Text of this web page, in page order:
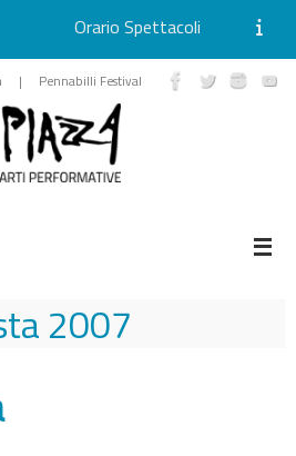
Orario Spettacoli
| Pennabilli Festival
2007